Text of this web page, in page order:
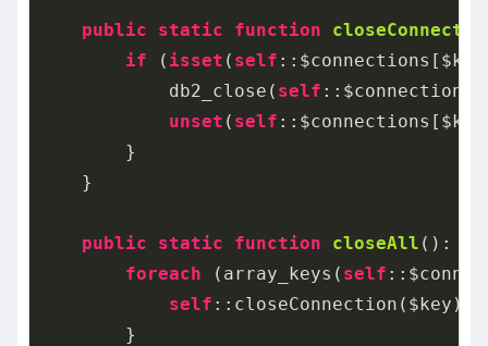
public static function
if ( isset ( self
            db2_close(
self
unset ( self
        }
    }
public static function closeAll () :
foreach (array_keys( self
self ::closeConnection($key);
        }